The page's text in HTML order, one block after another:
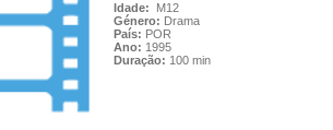
Idade:
M12
Género: Drama
País: POR
Ano: 1995
Duração: 100 min